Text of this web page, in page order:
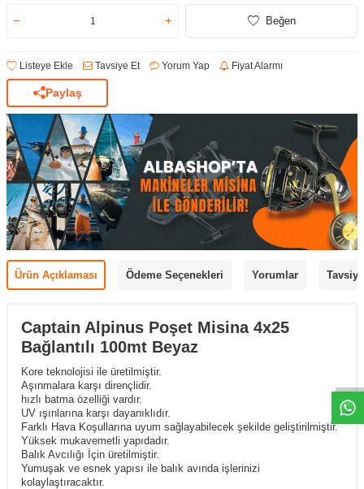
Beğen
Listeye Ekle Tavsiye Et Yorum Yap Fiyat Alarmı
Paylaş
Ürün Açıklaması Ödeme Seçenekleri Yorumlar
Captain Alpinus Poşet Misina 4x25
Bağlantılı 100mt Beyaz
Kore teknolojisi ile üretilmiştir.
Aşınmalara karşı dirençlidir.
hızlı batma özelliği vardır.
UV ışınlarına karşı dayanıklıdır.
Farklı Hava Koşullarına uyum sağlayabilecek şekilde geliştirilmiştir.
Yüksek mukavemetli yapıdadır.
Balık Avcılığı İçin üretilmiştir.
Yumuşak ve esnek yapısı ile balık avında işlerinizi
kolaylaştıracaktır.